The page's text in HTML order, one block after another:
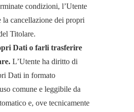
condizioni, l’Utente
la cancellazione dei propri
Titolare.
Dati o farli trasferire
L’Utente ha diritto di
Dati in formato
comune e leggibile da
e, ove tecnicamente